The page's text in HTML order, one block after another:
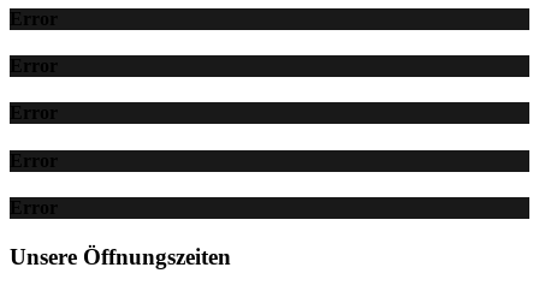
Error
Error
Error
Error
Error
Unsere Öffnungszeiten